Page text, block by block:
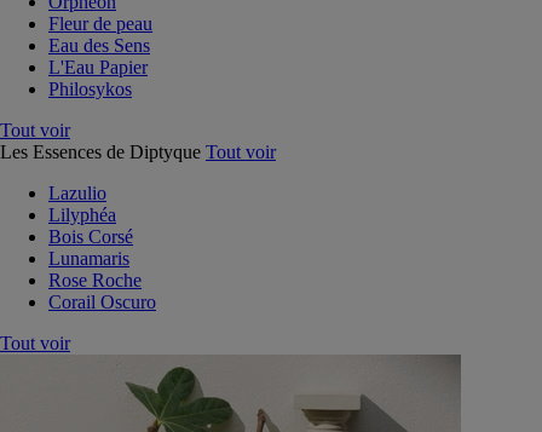
Fleur de peau
Eau des Sens
L'Eau Papier
Philosykos
Tout voir
Les Essences de Diptyque Tout voir
Lazulio
Lilyphéa
Bois Corsé
Lunamaris
Rose Roche
Corail Oscuro
Tout voir